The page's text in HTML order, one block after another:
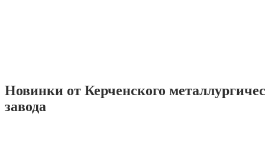
Новинки от Керченского
завода